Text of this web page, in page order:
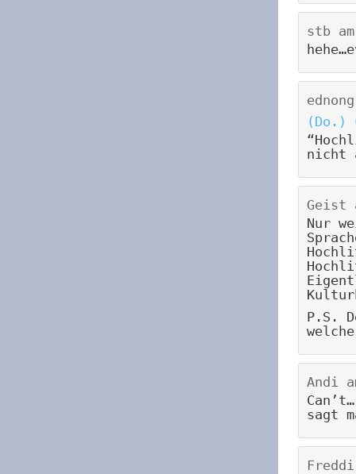
stb
(Do.)
nicht
Geist
Nur
P.S.
Andi
sagt
Freddi